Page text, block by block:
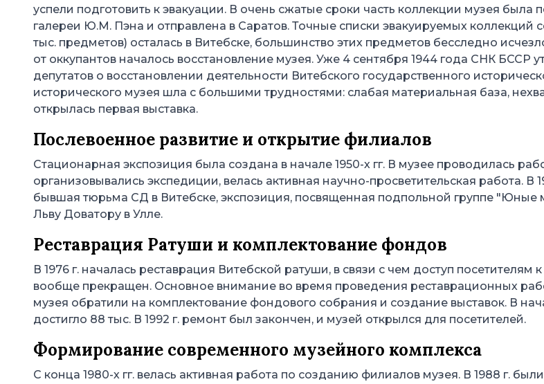
успели подготовить к эвакуации. В очень сжатые сроки часть коллекции музея
галереи Ю.М. Пэна и отправлена в Саратов. Точные списки эвакуируемых коллекций
тыс. предметов) осталась в Витебске, большинство этих предметов бесследно
от оккупантов началось восстановление музея. Уже 4 сентября 1944 года СНК БССР
депутатов о восстановлении деятельности Витебского государственного
исторического музея шла с большими трудностями: слабая материальная база,
открылась первая выставка.
Послевоенное развитие и открытие филиалов
Стационарная экспозиция была создана в начале 1950-х гг. В музее проводилась
организовывались экспедиции, велась активная научно-просветительская работа.
бывшая тюрьма СД в Витебске, экспозиция, посвященная подпольной группе "Юные
Льву Доватору в Улле.
Реставрация Ратуши и комплектование фондов
В 1976 г. началась реставрация Витебской ратуши, в связи с чем доступ
вообще прекращен. Основное внимание во время проведения реставрационных
музея обратили на комплектование фондового собрания и создание выставок. В
достигло 88 тыс. В 1992 г. ремонт был закончен, и музей открылся для посетителей.
Формирование современного музейного комплекса
С конца 1980-х гг. велась активная работа по созданию филиалов музея. В 1988 г.